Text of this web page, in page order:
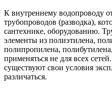
К внутреннему водопроводу
трубопроводов (разводка),
сантехнике, оборудованию.
элементы из полиэтилена,
полипропилена,
применяться не для всех
существуют свои условия
различаться.